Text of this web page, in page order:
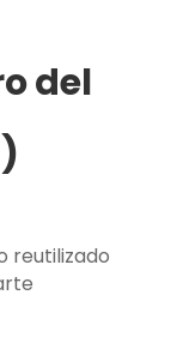
del
reutilizado